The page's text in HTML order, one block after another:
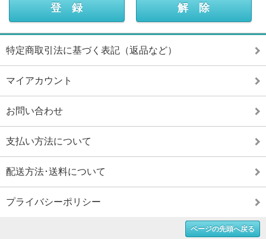
特定商取引法に基づく表記（返品など）
マイアカウント
お問い合わせ
支払い方法について
配送方法･送料について
プライバシーポリシー
ページの先頭へ戻る